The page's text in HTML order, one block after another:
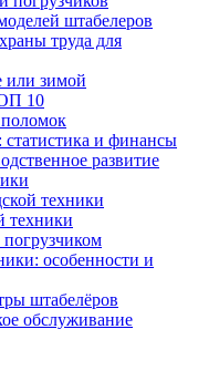
штабелеров
труда для
или зимой
10
и финансы
развитие
техники
техники
особенности и
штабелёров
обслуживание